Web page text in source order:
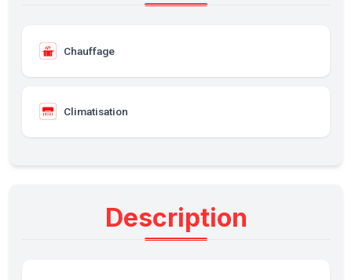
Chauffage
Climatisation
Description